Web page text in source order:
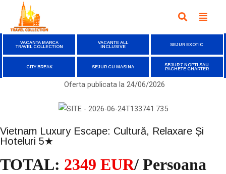
VACANTA MARCA
TRAVEL COLLECTION
VACANTE ALL
INCLUSIVE
SEJUR EXOTIC
CITY BREAK SEJUR CU MASINA
SEJUR 7 NOPTI SAU
PACHETE CHARTER
Oferta publicata la24/06/2026
Vietnam Luxury Escape: Cultură, Relaxare Și
Hoteluri 5★
TOTAL: 2349 EUR/ Persoana